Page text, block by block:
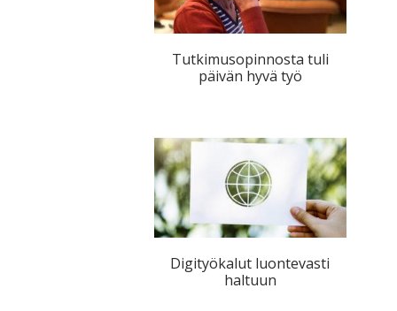
Tutkimusopinnosta tuli
päivän hyvä työ
Digityökalut luontevasti
haltuun